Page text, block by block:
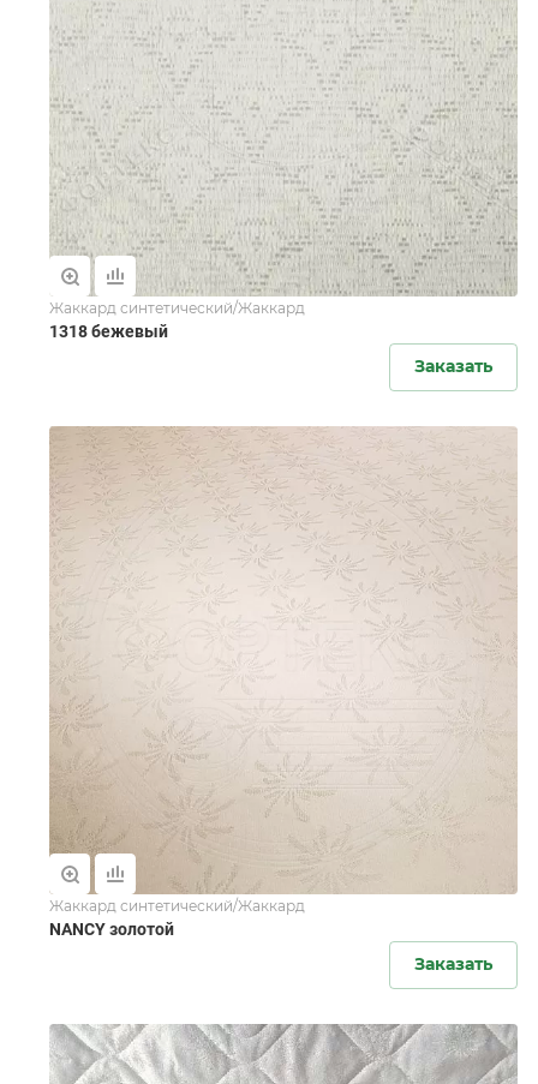
Жаккард синтетический/Жаккард
1318 бежевый
Заказать
Жаккард синтетический/Жаккард
NANCY золотой
Заказать